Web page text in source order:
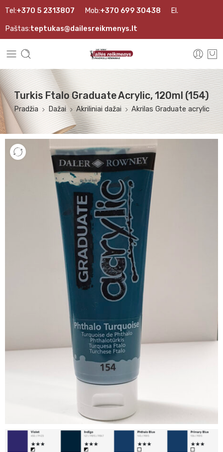
Tel:+370 5 2313807 Mob:+370 699 30438 El.
Paštas:teptukas@dailesreikmenys.lt
Turkis Ftalo Graduate Acrylic, 120ml (154)
Pradžia Dažai Akriliniai dažai Akrilas Graduate acrylic